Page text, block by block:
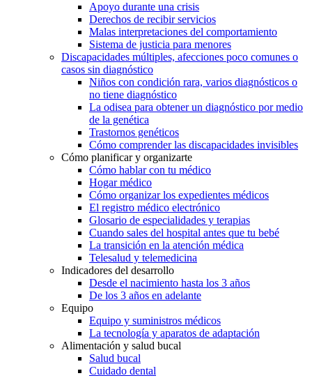
Apoyo durante una crisis
Derechos de recibir servicios
Malas interpretaciones del comportamiento
Sistema de justicia para menores
Discapacidades múltiples, afecciones poco comunes o
casos sin diagnóstico
Niños con condición rara, varios diagnósticos o
no tiene diagnóstico
La odisea para obtener un diagnóstico por medio
de la genética
Trastornos genéticos
Cómo comprender las discapacidades invisibles
Cómo planificar y organizarte
Cómo hablar con tu médico
Hogar médico
Cómo organizar los expedientes médicos
El registro médico electrónico
Glosario de especialidades y terapias
Cuando sales del hospital antes que tu bebé
La transición en la atención médica
Telesalud y telemedicina
Indicadores del desarrollo
Desde el nacimiento hasta los 3 años
De los 3 años en adelante
Equipo
Equipo y suministros médicos
La tecnología y aparatos de adaptación
Alimentación y salud bucal
Salud bucal
Cuidado dental